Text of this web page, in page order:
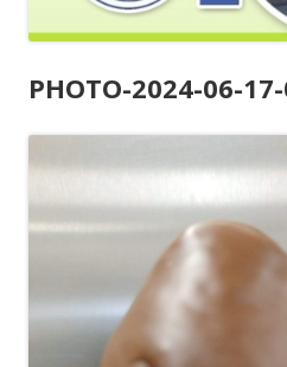
PHOTO-2024-06-